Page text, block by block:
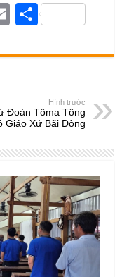
E
ail
S
ar
Hình trước
Đoàn Tôma Tông
Giáo Xứ Bãi Dòng